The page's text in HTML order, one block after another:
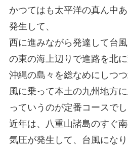
かつてはも太平洋の真ん中
発生して、
西に進みながら発達して台
の東の海上辺りで進路を北に
沖縄の島々を総なめにしつ
風に乗って本土の九州地方に
っていうのが定番コースで
近年は、八重山諸島のすぐ
気圧が発生して、台風になり